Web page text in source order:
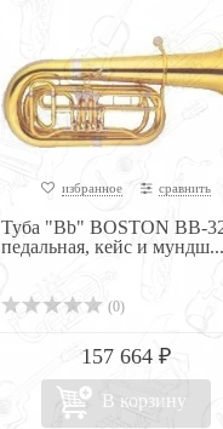
избранное сравнить
Туба "Bb" BOSTON BB-
педальная, кейс и мундш...
(0)
157 664 ₽
В корзину